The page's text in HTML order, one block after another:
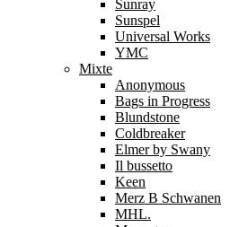
Sunray
Sunspel
Universal Works
YMC
Mixte
Anonymous
Bags in Progress
Blundstone
Coldbreaker
Elmer by Swany
Il bussetto
Keen
Merz B Schwanen
MHL.